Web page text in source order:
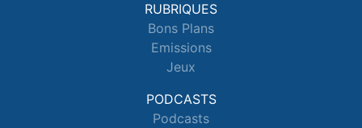
RUBRIQUES
Bons Plans
Emissions
Jeux
PODCASTS
Podcasts